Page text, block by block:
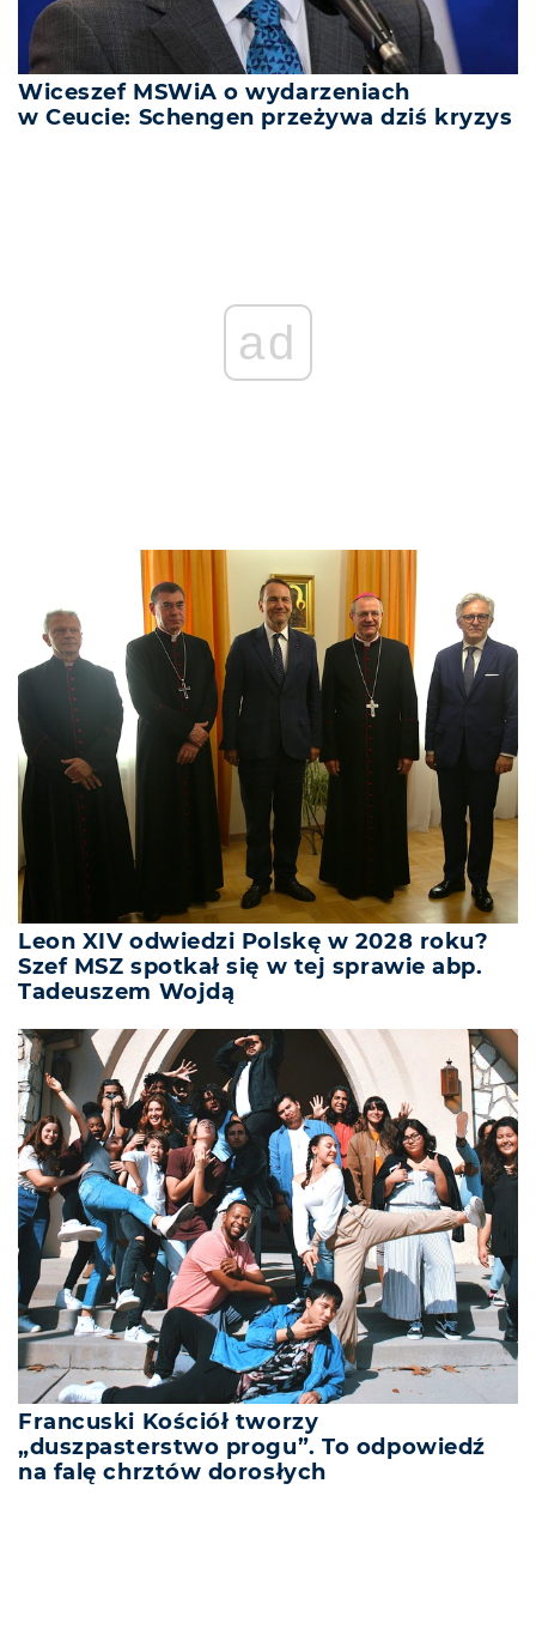
Wiceszef MSWiA o wydarzeniach
w Ceucie: Schengen przeżywa dziś kryzys
ad
Leon XIV odwiedzi Polskę w 2028 roku?
Szef MSZ spotkał się w tej sprawie abp.
Tadeuszem Wojdą
Francuski Kościół tworzy
„duszpasterstwo progu”. To odpowiedź
na falę chrztów dorosłych